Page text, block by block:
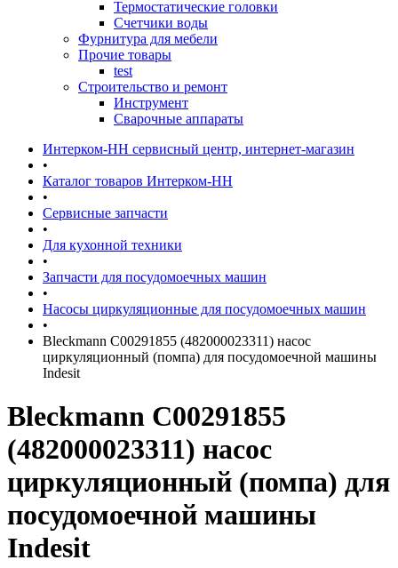
Термоcтатические головки
Счетчики воды
Фурнитура для мебели
Прочие товары
test
Строительство и ремонт
Инструмент
Сварочные аппараты
Интерком-НН сервисный центр, интернет-магазин
•
Каталог товаров Интерком-НН
•
Сервисные запчасти
•
Для кухонной техники
•
Запчасти для посудомоечных машин
•
Насосы циркуляционные для посудомоечных машин
•
Bleckmann C00291855 (482000023311) насос
циркуляционный (помпа) для посудомоечной машины
Indesit
Bleckmann C00291855
(482000023311) насос
циркуляционный (помпа) для
посудомоечной машины
Indesit